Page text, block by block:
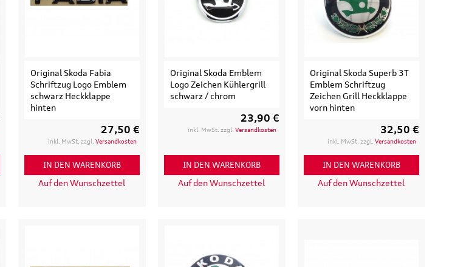
Original Skoda Fabia
Schriftzug Logo Emblem
schwarz Heckklappe
hinten
27,50 €
inkl. MwSt. zzgl. Versandkosten
IN DEN WARENKORB
Auf den Wunschzettel
Original Skoda Emblem
Logo Zeichen Kühlergrill
schwarz / chrom
23,90 €
inkl. MwSt. zzgl. Versandkosten
IN DEN WARENKORB
Auf den Wunschzettel
Original Skoda Superb 3T
Emblem Schriftzug
Zeichen Grill Heckklappe
vorn hinten
32,50 €
inkl. MwSt. zzgl. Versandkosten
IN DEN WARENKORB
Auf den Wunschzettel
inkl. MwSt. zzgl.Versandkosten inkl. MwSt. zzgl.Versandkosten
IN DEN WARENKORB